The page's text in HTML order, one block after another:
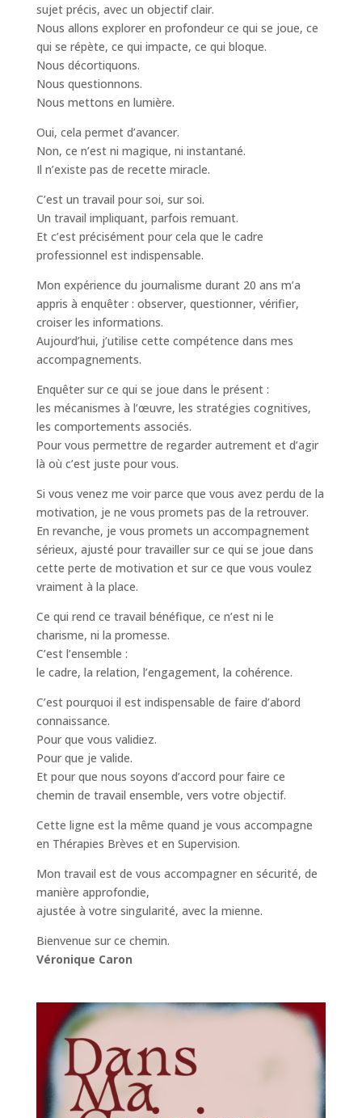
sujet précis, avec un objectif clair.
Nous allons explorer en profondeur ce qui se joue, ce
qui se répète, ce qui impacte, ce qui bloque.
Nous décortiquons.
Nous questionnons.
Nous mettons en lumière.
Oui, cela permet d’avancer.
Non, ce n’est ni magique, ni instantané.
Il n’existe pas de recette miracle.
C’est un travail pour soi, sur soi.
Un travail impliquant, parfois remuant.
Et c’est précisément pour cela que le cadre
professionnel est indispensable.
Mon expérience du journalisme durant 20 ans m’a
appris à enquêter : observer, questionner, vérifier,
croiser les informations.
Aujourd’hui, j’utilise cette compétence dans mes
accompagnements.
Enquêter sur ce qui se joue dans le présent :
les mécanismes à l’œuvre, les stratégies cognitives,
les comportements associés.
Pour vous permettre de regarder autrement et d’agir
là où c’est juste pour vous.
Si vous venez me voir parce que vous avez perdu de la
motivation, je ne vous promets pas de la retrouver.
En revanche, je vous promets un accompagnement
sérieux, ajusté pour travailler sur ce qui se joue dans
cette perte de motivation et sur ce que vous voulez
vraiment à la place.
Ce qui rend ce travail bénéfique, ce n’est ni le
charisme, ni la promesse.
C’est l’ensemble :
le cadre, la relation, l’engagement, la cohérence.
C’est pourquoi il est indispensable de faire d’abord
connaissance.
Pour que vous validiez.
Pour que je valide.
Et pour que nous soyons d’accord pour faire ce
chemin de travail ensemble, vers votre objectif.
Cette ligne est la même quand je vous accompagne
en Thérapies Brèves et en Supervision.
Mon travail est de vous accompagner en sécurité, de
manière approfondie,
ajustée à votre singularité, avec la mienne.
Bienvenue sur ce chemin.
Véronique Caron